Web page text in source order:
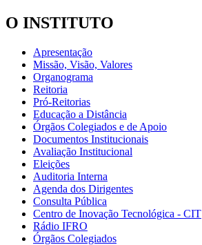
O INSTITUTO
Apresentação
Missão, Visão, Valores
Organograma
Reitoria
Pró-Reitorias
Educação a Distância
Órgãos Colegiados e de Apoio
Documentos Institucionais
Avaliação Institucional
Eleições
Auditoria Interna
Agenda dos Dirigentes
Consulta Pública
Centro de Inovação Tecnológica - CIT
Rádio IFRO
Órgãos Colegiados